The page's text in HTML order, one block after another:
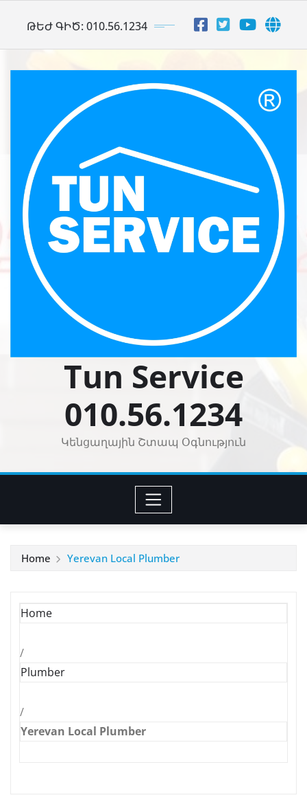
content
ԹԵԺ ԳԻԾ: 010.56.1234
Tun Service
010.56.1234
Կենցաղային Շտապ Օգնություն
Home Yerevan Local Plumber
Home
/
Plumber
/
Yerevan Local Plumber